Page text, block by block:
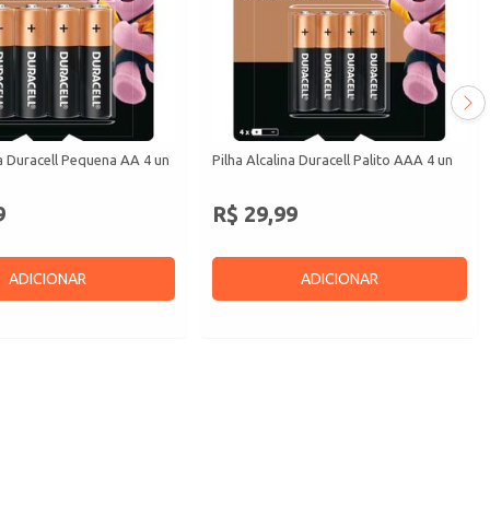
Duracell Pequena AA 4 un
ADICIONAR
Pilha Alcalina Duracell Palito AAA 4 un
R$ 29,99
ADICIONAR